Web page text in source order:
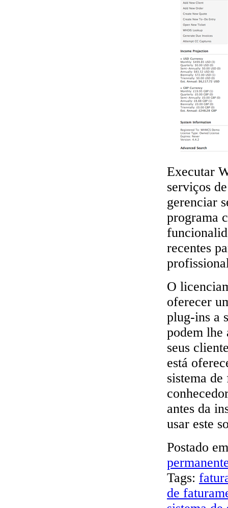
Executar
serviços
gerenciar
programa
recentes
O
oferecer
plug-ins a
podem lhe
seus
está
sistema
antes da
usar este
Postado
Tags:
de